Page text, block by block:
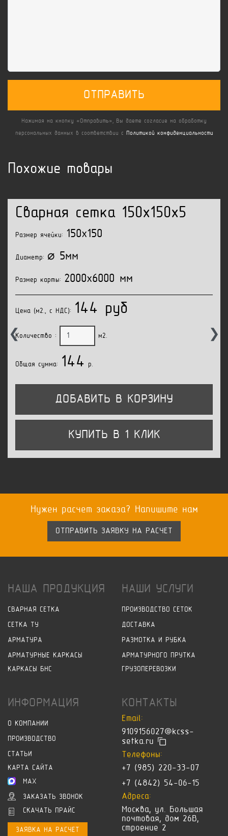
ОТПРАВИТЬ
Нажимая на кнопку «Отправить», Вы даете согласие на обработку
персональных данных в соответствии с Политикой конфиденциальности
Похожие товары
❮
Сварная сетка 150x150x5
Размер ячейки: 150x150
Диаметр: ⌀ 5мм
Размер карты: 2000x6000 мм
Цена (м2., с НДС): 144 руб
Количество : м2.
Общая сумма: 144 p.
ДОБАВИТЬ В КОРЗИНУ
КУПИТЬ В 1 КЛИК
❯
Нужен расчет заказа? Напишите нам
ОТПРАВИТЬ ЗАЯВКУ НА РАСЧЕТ
НАША ПРОДУКЦИЯ
СВАРНАЯ СЕТКА
СЕТКА ТУ
АРМАТУРА
АРМАТУРНЫЕ КАРКАСЫ
КАРКАСЫ БНС
НАШИ УСЛУГИ
ПРОИЗВОДСТВО СЕТОК
ДОСТАВКА
РАЗМОТКА И РУБКА
АРМАТУРНОГО ПРУТКА
ГРУЗОПЕРЕВОЗКИ
ИНФОРМАЦИЯ
О КОМПАНИИ
ПРОИЗВОДСТВО
СТАТЬИ
КАРТА САЙТА
MAX
ЗАКАЗАТЬ ЗВОНОК
СКАЧАТЬ ПРАЙС
ЗАЯВКА НА РАСЧЕТ
КОНТАКТЫ
Email:
9109156027@kcss-
setka.ru
Телефоны:
+7 (985) 220-33-07
+7 (4842) 54-06-15
Адреса:
Москва, ул. Большая
почтовая, дом 26В,
строение 2